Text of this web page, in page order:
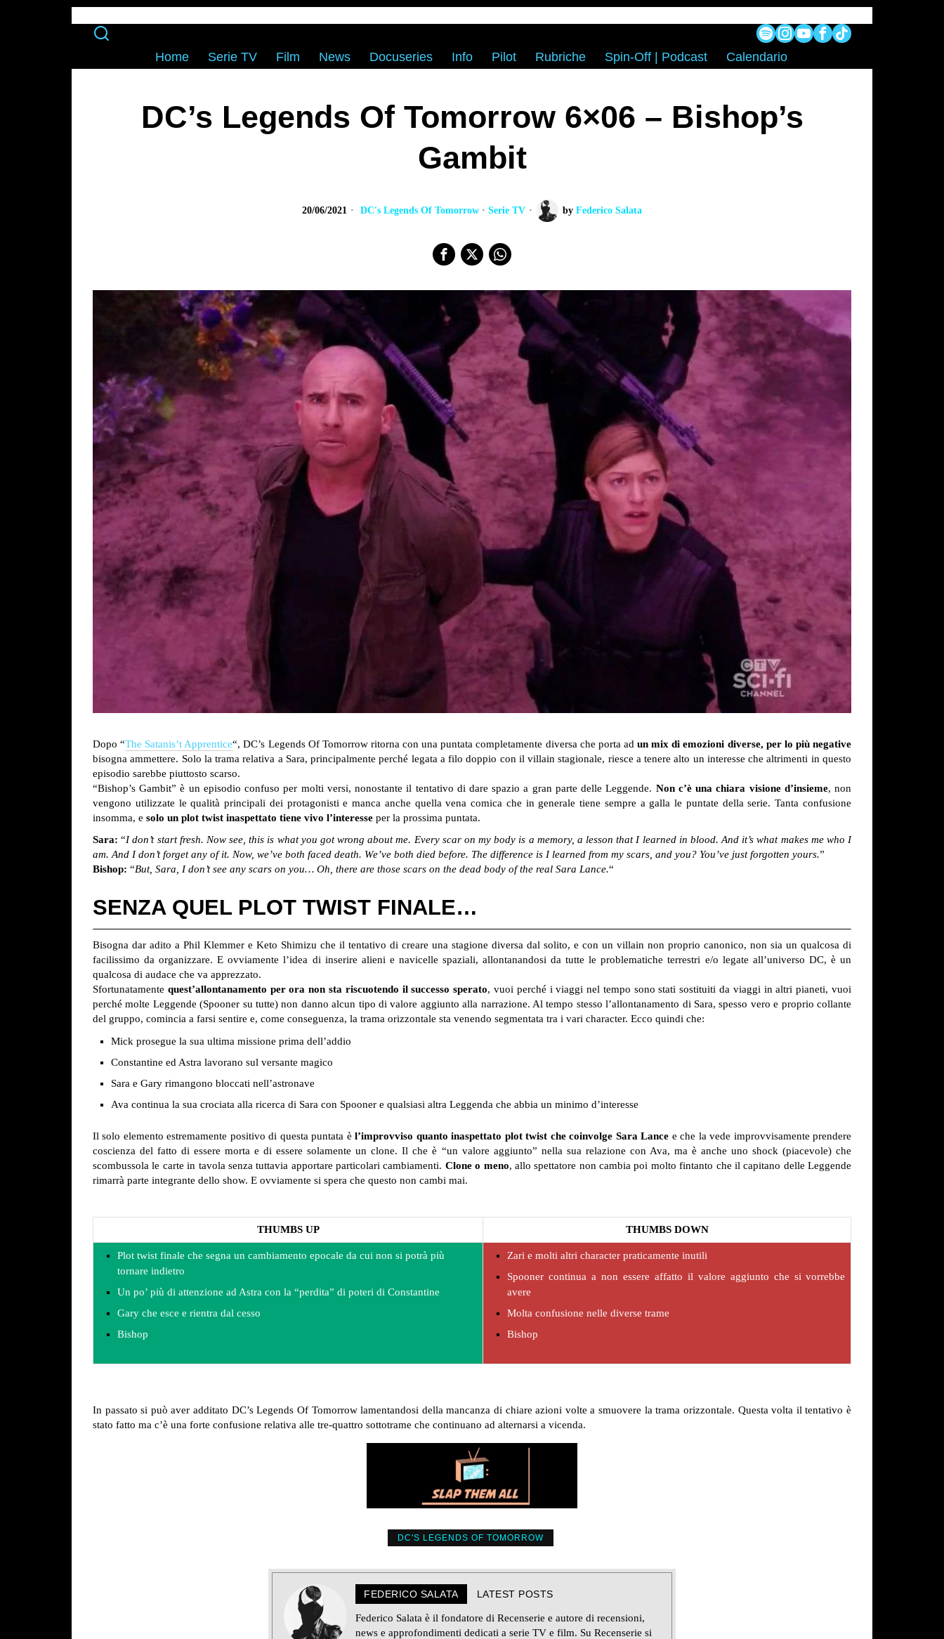
Home Serie TV Film News Docuseries Info Pilot Rubriche Spin-Off | Podcast Calendario
DC’s Legends Of Tomorrow 6×06 – Bishop’s
Gambit
20/06/2021 DC's Legends Of Tomorrow · Serie TV by Federico Salata
Dopo “The Satanis’t Apprentice“, DC’s Legends Of Tomorrow ritorna con una puntata completamente diversa che porta adun mix di emozioni diverse, per lo più negative
bisogna ammettere. Solo la trama relativa a Sara, principalmente perché legata a filo doppio con il villain stagionale, riesce a tenere alto un interesse che altrimenti in questo
episodio sarebbe piuttosto scarso.
“Bishop’s Gambit” è un episodio confuso per molti versi, nonostante il tentativo di dare spazio a gran parte delle Leggende. Non c’è una chiara visione d’insieme, non
vengono utilizzate le qualità principali dei protagonisti e manca anche quella vena comica che in generale tiene sempre a galla le puntate della serie. Tanta confusione
insomma, e solo un plot twist inaspettato tiene vivo l’interesse per la prossima puntata.
Sara: “I don’t start fresh. Now see, this is what you got wrong about me. Every scar on my body is a memory, a lesson that I learned in blood. And it’s what makes me who I
am. And I don’t forget any of it. Now, we’ve both faced death. We’ve both died before. The difference is I learned from my scars, and you? You’ve just forgotten yours.”
Bishop: “But, Sara, I don’t see any scars on you… Oh, there are those scars on the dead body of the real Sara Lance.“
SENZA QUEL PLOT TWIST FINALE…
Bisogna dar adito a Phil Klemmer e Keto Shimizu che il tentativo di creare una stagione diversa dal solito, e con un villain non proprio canonico, non sia un qualcosa di
facilissimo da organizzare. E ovviamente l’idea di inserire alieni e navicelle spaziali, allontanandosi da tutte le problematiche terrestri e/o legate all’universo DC, è un
qualcosa di audace che va apprezzato.
Sfortunatamente quest’allontanamento per ora non sta riscuotendo il successo sperato, vuoi perché i viaggi nel tempo sono stati sostituiti da viaggi in altri pianeti, vuoi
perché molte Leggende (Spooner su tutte) non danno alcun tipo di valore aggiunto alla narrazione. Al tempo stesso l’allontanamento di Sara, spesso vero e proprio collante
del gruppo, comincia a farsi sentire e, come conseguenza, la trama orizzontale sta venendo segmentata tra i vari character. Ecco quindi che:
Mick prosegue la sua ultima missione prima dell’addio
Constantine ed Astra lavorano sul versante magico
Sara e Gary rimangono bloccati nell’astronave
Ava continua la sua crociata alla ricerca di Sara con Spooner e qualsiasi altra Leggenda che abbia un minimo d’interesse
Il solo elemento estremamente positivo di questa puntata èl’improvviso quanto inaspettato plot twist che coinvolge Sara Lance e che la vede improvvisamente prendere
coscienza del fatto di essere morta e di essere solamente un clone. Il che è “un valore aggiunto” nella sua relazione con Ava, ma è anche uno shock (piacevole) che
scombussola le carte in tavola senza tuttavia apportare particolari cambiamenti. Clone o meno, allo spettatore non cambia poi molto fintanto che il capitano delle Leggende
rimarrà parte integrante dello show. E ovviamente si spera che questo non cambi mai.
THUMBS UP THUMBS DOWN
Plot twist finale che segna un cambiamento epocale da cui non si potrà più
tornare indietro
Un po’ più di attenzione ad Astra con la “perdita” di poteri di Constantine
Gary che esce e rientra dal cesso
Bishop
Zari e molti altri character praticamente inutili
Spooner continua a non essere affatto il valore aggiunto che si vorrebbe
avere
Molta confusione nelle diverse trame
Bishop
In passato si può aver additato DC’s Legends Of Tomorrow lamentandosi della mancanza di chiare azioni volte a smuovere la trama orizzontale. Questa volta il tentativo è
stato fatto ma c’è una forte confusione relativa alle tre-quattro sottotrame che continuano ad alternarsi a vicenda.
DC'S LEGENDS OF TOMORROW
FEDERICO SALATA LATEST POSTS
Federico Salata è il fondatore di Recenserie e autore di recensioni,
news e approfondimenti dedicati a serie TV e film. Su Recenserie si